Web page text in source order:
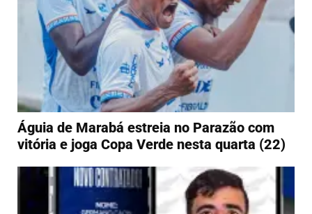
Águia de Marabá estreia no Parazão com
vitória e joga Copa Verde nesta quarta (22)